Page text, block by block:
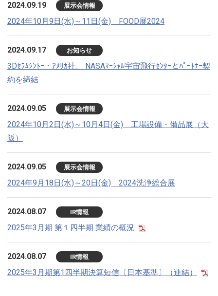
2024.09.19 展示会情報
2024年10月9日(水)～11日(金) FOOD展2024
2024.09.17 お知らせ
3Dｾﾗﾑｼﾝﾄｰ・ｱﾒﾘｶ社、 NASAﾏｰｼｬﾙ宇宙飛行ｾﾝﾀｰとﾊﾟｰﾄﾅｰ契
約を締結
2024.09.05 展示会情報
2024年10月2日(水)～10月4日(金) 工場設備・備品展（大
阪）
2024.09.05 展示会情報
2024年9月18日(水)～20日(金) 2024洗浄総合展
2024.08.07 IR情報
2025年3月期 第１四半期 業績の概況
2024.08.07 IR情報
2025年3月期第1四半期決算短信〔日本基準〕（連結）